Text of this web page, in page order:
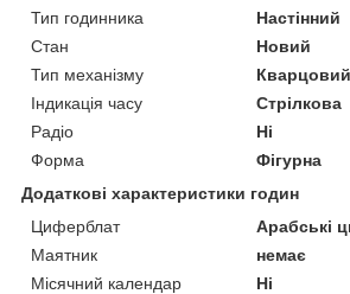
Тип годинника
Настінний
Стан
Новий
Тип механізму
Кварцовий
Індикація часу
Стрілкова
Радіо
Ні
Форма
Фігурна
Додаткові характеристики годин
Циферблат
Арабські
Маятник
немає
Місячний календар
Ні